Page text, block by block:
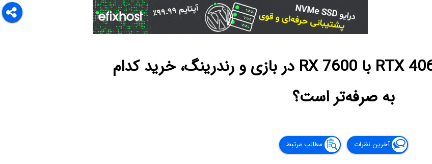
مقایسه کارت گرافیک RTX 4060 با RX 7600 در بازی و رندرینگ، خرید کدام
به صرفه‌تر است؟
آخرین نظرات مطالب مرتبط